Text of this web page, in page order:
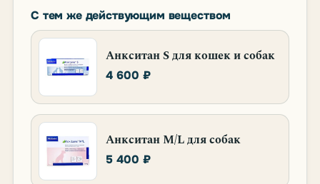
С тем же действующим веществом
Анкситан S для кошек и собак
4 600 ₽
Анкситан M/L для собак
5 400 ₽